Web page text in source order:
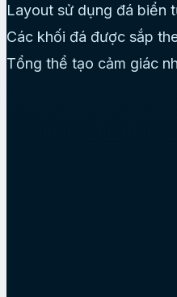
Layout sử dụng đá biển
Các khối đá được sắp
Tổng thể tạo cảm giác